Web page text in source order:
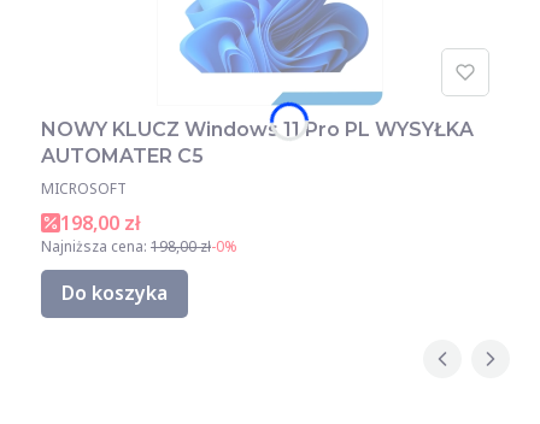
NOWY KLUCZ Windows 11 Pro PL WYSYŁKA
AUTOMATER C5
MICROSOFT
198,00 zł
Najniższa cena: 198,00 zł-0%
Do koszyka